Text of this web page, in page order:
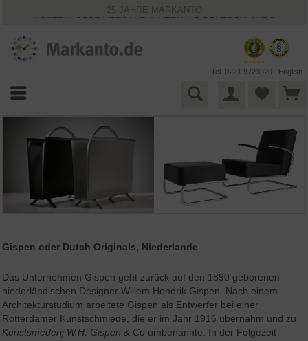
25 JAHRE MARKANTO
KOSTENLOSER VERSAND INNERHALB DEUTSCHLANDS
VIELFÄLTIGE ZAHLUNGSMÖGLICHKEITEN
BESTPRICE-GARANTIE
Tel. 0221 9723920 English
Gispen oder Dutch Originals, Niederlande
Das Unternehmen Gispen geht zurück auf den 1890 geborenen
niederländischen Designer Willem Hendrik Gispen. Nach einem
Architekturstudium arbeitete Gispen als Entwerfer bei einer
Rotterdamer Kunstschmiede, die er im Jahr 1916 übernahm und zu
Kunstsmederij W.H. Gispen & Co umbenannte. In der Folgezeit